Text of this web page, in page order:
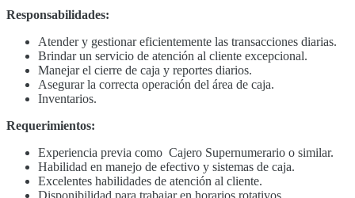
Responsabilidades:
Atender y gestionar eficientemente las transacciones diarias.
Brindar un servicio de atención al cliente excepcional.
Manejar el cierre de caja y reportes diarios.
Asegurar la correcta operación del área de caja.
Inventarios.
Requerimientos:
Experiencia previa como Cajero Supernumerario o similar.
Habilidad en manejo de efectivo y sistemas de caja.
Excelentes habilidades de atención al cliente.
Disponibilidad para trabajar en horarios rotativos.